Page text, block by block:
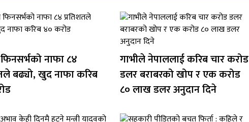
नाफा ८४
बढ्यो, खुद नाफा करिब
गाभीले नेपाललाई करिब चार करोड
डलर बराबरको खोप र एक करोड
८० लाख डलर अनुदान दिने